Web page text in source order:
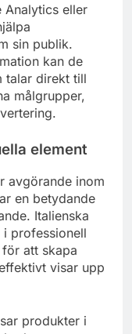
Analytics eller
sin publik.
kan de
talar direkt till
målgrupper,
element
avgörande inom
en betydande
Italienska
professionell
att skapa
visar upp
produkter i